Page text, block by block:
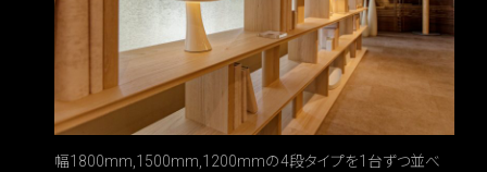
幅1800mm,1500mm,1200mmの4段タイプを1台ずつ並べ